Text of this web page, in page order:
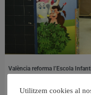
València reforma l’Escola
Utilitzem cookies al